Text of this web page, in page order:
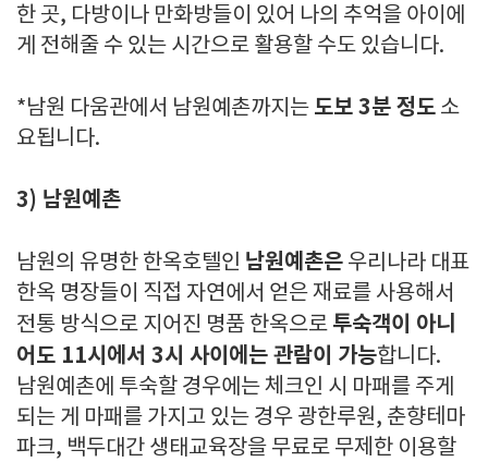
한 곳, 다방이나 만화방들이 있어 나의 추억을 아이에
게 전해줄 수 있는 시간으로 활용할 수도 있습니다.
*남원 다움관에서 남원예촌까지는 도보 3분 정도 소
요됩니다.
3) 남원예촌
남원의 유명한 한옥호텔인 남원예촌은 우리나라 대표
한옥 명장들이 직접 자연에서 얻은 재료를 사용해서
전통 방식으로 지어진 명품 한옥으로 투숙객이 아니
어도 11시에서 3시 사이에는 관람이 가능합니다.
남원예촌에 투숙할 경우에는 체크인 시 마패를 주게
되는 게 마패를 가지고 있는 경우 광한루원, 춘향테마
파크, 백두대간 생태교육장을 무료로 무제한 이용할